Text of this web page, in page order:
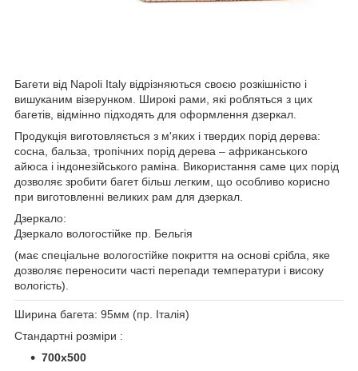
Багети від Napoli Italy відрізняються своєю розкішністю і
вишуканим візерунком. Широкі рами, які робляться з цих
багетів, відмінно підходять для оформлення дзеркал.
Продукція виготовляється з м'яких і твердих порід дерева:
сосна, бальза, тропічних порід дерева – африканського
айюса і індонезійського раміна. Використання саме цих порід
дозволяє зробити багет більш легким, що особливо корисно
при виготовленні великих рам для дзеркал.
Дзеркало:
Дзеркало вологостійке пр. Бельгія
(має спеціальне вологостійке покриття на основі срібла, яке
дозволяє переносити часті перепади температури і високу
вологість).
Ширина багета: 95мм (пр. Італія)
Стандартні розміри :
700х500